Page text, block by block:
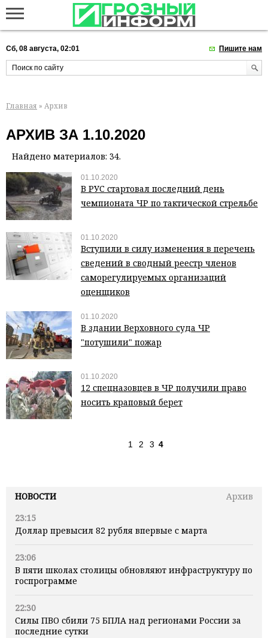
Сб, 08 августа, 02:01 Пишите нам
НОВОСТИ
Архив
23:15
Доллар превысил 82 рубля впервые с марта
23:06
В пяти школах столицы обновляют инфраструктуру по
госпрограмме
22:30
Силы ПВО сбили 75 БПЛА над регионами России за
последние сутки
Главная » Архив
АРХИВ ЗА 1.10.2020
Найдено материалов: 34.
01.10.2020
В РУС стартовал последний день
чемпионата ЧР по тактической стрельбе
01.10.2020
Вступили в силу изменения в перечень
сведений в сводный реестр членов
саморегулируемых организаций
оценщиков
01.10.2020
В здании Верховного суда ЧР
"потушили" пожар
01.10.2020
12 спецназовцев в ЧР получили право
носить краповый берет
1 2 3 4